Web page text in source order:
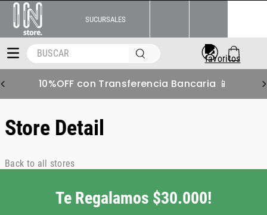
SUCURSALES
BUSCAR
10%OFF con Transferencia Bancaria 📱
Store Detail
Back to all stores
Te Regalamos $30.000!